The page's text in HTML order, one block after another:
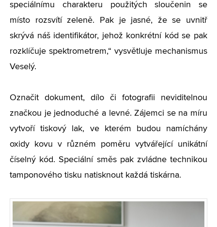
speciálnímu charakteru použitých sloučenin se
místo rozsvítí zeleně. Pak je jasné, že se uvnitř
skrývá náš identifikátor, jehož konkrétní kód se pak
rozklíčuje spektrometrem,“ vysvětluje mechanismus
Veselý.
Označit dokument, dílo či fotografii neviditelnou
značkou je jednoduché a levné. Zájemci se na míru
vytvoří tiskový lak, ve kterém budou namíchány
oxidy kovu v různém poměru vytvářející unikátní
číselný kód. Speciální směs pak zvládne technikou
tamponového tisku natisknout každá tiskárna.